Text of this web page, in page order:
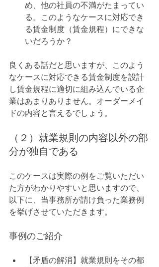
め、他の社員の不満がたまってい
る。このようなケースに対応でき
る賃金制度（賃金規程）にできな
いだろうか？
良くある話だと思いますが、このよう
なケースに対応できる賃金制度を設計
し賃金規程に適切に組み込んでいる企
業はあまりありません。オーダーメイ
ドの内容と言えるでしょう。
（２）就業規則の内容以外の部
分が独自である
このケースは実際の例をご覧いただい
た方がわかりやすいと思いますので、
以下に、当事務所が請け負った業務例
を挙げさせていただきます。
事例のご紹介
【矛盾の解消】就業規則をその都